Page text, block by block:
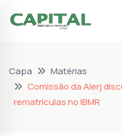
Capa
Matérias
Comissão da Alerj
rematrículas no IBMR